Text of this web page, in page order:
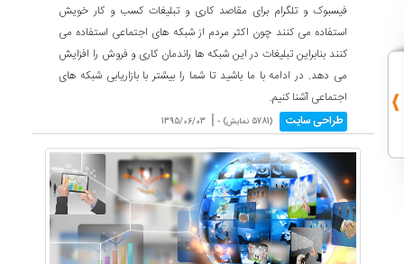
فیسبوک و تلگرام برای مقاصد کاری و تبلیغات کسب و کار خویش
استفاده می کنند چون اکثر مردم از شبکه های اجتماعی استفاده می
کنند بنابراین تبلیغات در این شبکه ها راندمان کاری و فروش را افزایش
می دهد. در ادامه با ما باشید تا شما را بیشتر با بازاریابی شبکه های
اجتماعی آشنا کنیم.
طراحی سایت (5781 نمایش) - |
1395/06/03